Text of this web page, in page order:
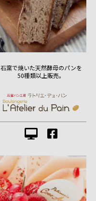
石窯で焼いた天然酵母のパンを
50種類以上販売。